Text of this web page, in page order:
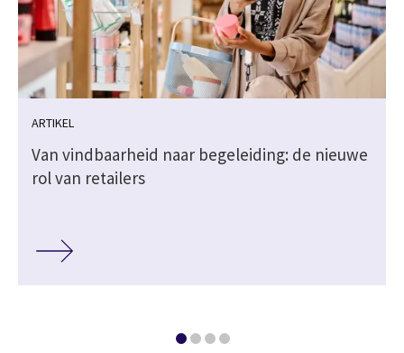
ARTIKEL
Van vindbaarheid naar begeleiding: de nieuwe
rol van retailers